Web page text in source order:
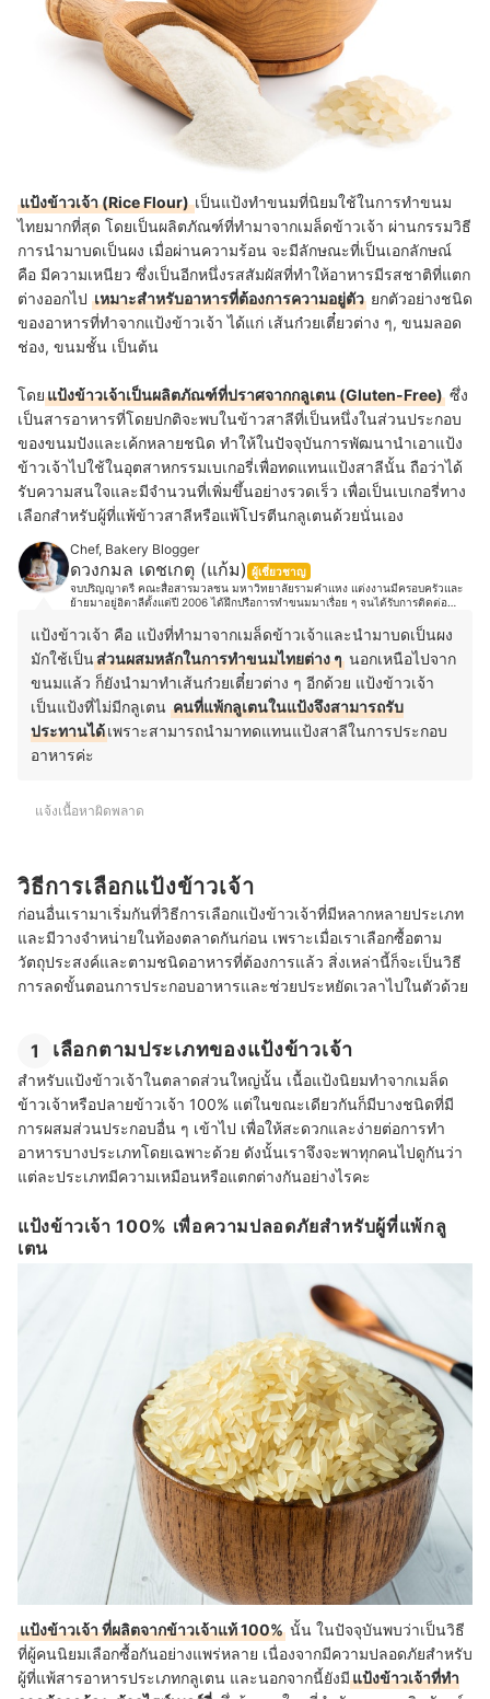
แป้งข้าวเจ้า (Rice Flour)เป็นแป้งทำขนมที่นิยมใช้ในการทำขนม
ไทยมากที่สุด โดยเป็นผลิตภัณฑ์ที่ทำมาจากเมล็ดข้าวเจ้า ผ่านกรรมวิธี
การนำมาบดเป็นผง เมื่อผ่านความร้อน จะมีลักษณะที่เป็นเอกลักษณ์
คือ มีความเหนียว ซึ่งเป็นอีกหนึ่งรสสัมผัสที่ทำให้อาหารมีรสชาติที่แตก
ต่างออกไป เหมาะสำหรับอาหารที่ต้องการความอยู่ตัว ยกตัวอย่างชนิด
ของอาหารที่ทำจากแป้งข้าวเจ้า ได้แก่ เส้นก๋วยเตี๋ยวต่าง ๆ, ขนมลอด
ช่อง, ขนมชั้น เป็นต้น
โดยแป้งข้าวเจ้าเป็นผลิตภัณฑ์ที่ปราศจากกลูเตน (Gluten-Free) ซึ่ง
เป็นสารอาหารที่โดยปกติจะพบในข้าวสาลีที่เป็นหนึ่งในส่วนประกอบ
ของขนมปังและเค้กหลายชนิด ทำให้ในปัจจุบันการพัฒนานำเอาแป้ง
ข้าวเจ้าไปใช้ในอุตสาหกรรมเบเกอรี่เพื่อทดแทนแป้งสาลีนั้น ถือว่าได้
รับความสนใจและมีจำนวนที่เพิ่มขึ้นอย่างรวดเร็ว เพื่อเป็นเบเกอรี่ทาง
เลือกสำหรับผู้ที่แพ้ข้าวสาลีหรือแพ้โปรตีนกลูเตนด้วยนั่นเอง
Chef, Bakery Blogger
ดวงกมล เดชเกตุ (แก้ม) ผู้เชี่ยวชาญ
จบปริญญาตรี คณะสื่อสารมวลชน มหาวิทยาลัยรามคำแหง แต่งงานมีครอบครัวและ
ย้ายมาอยู่อิตาลีตั้งแต่ปี 2006 ได้ฝึกปรือการทำขนมมาเรื่อย ๆ จนได้รับการติดต่อ
มาทำงานในร้านในตำแหน่ง Pastry Chef ของร้าน ตั้งแต่ปี 2018 เป็นเวลาสามปี และ
ปัจจุบันได้เข้ามาร่วมงานกับ Pasticceria Caffè Pirona (50 Top Italy Pasticcerie
2022) ส่วนตัวชอบขีดเขียนและถ่ายรูปขนมสวยๆ ตามสไตล์พร้อมเอกลักษณ์และ
Signature ที่ชัดเจน ชอบเดินทางท่องเที่ยวไปชิมขนมในที่ต่าง ๆ จนกระทั่งมาจับปลาย
ปากกาเขียนหนังสือเบเกอรี่ “Bake with heart” และได้ฝึกพัฒนาฝีมือจนกระทั่งได้เข้า
ทำงานสายขนมหวานอย่างจริงจังที่ร้านเก่าแก่ติดอันดับ Top 10 ของประเทศอิตาลีและ
Top 50 Best Coffee Of The World
แป้งข้าวเจ้า คือ แป้งที่ทำมาจากเมล็ดข้าวเจ้าและนำมาบดเป็นผง
มักใช้เป็นส่วนผสมหลักในการทำขนมไทยต่าง ๆ นอกเหนือไปจาก
ขนมแล้ว ก็ยังนำมาทำเส้นก๋วยเตี๋ยวต่าง ๆ อีกด้วย แป้งข้าวเจ้า
เป็นแป้งที่ไม่มีกลูเตน คนที่แพ้กลูเตนในแป้งจึงสามารถรับ
ประทานได้เพราะสามารถนำมาทดแทนแป้งสาลีในการประกอบ
อาหารค่ะ
แจ้งเนื้อหาผิดพลาด
วิธีการเลือกแป้งข้าวเจ้า
ก่อนอื่นเรามาเริ่มกันที่วิธีการเลือกแป้งข้าวเจ้าที่มีหลากหลายประเภท
และมีวางจำหน่ายในท้องตลาดกันก่อน เพราะเมื่อเราเลือกซื้อตาม
วัตถุประสงค์และตามชนิดอาหารที่ต้องการแล้ว สิ่งเหล่านี้ก็จะเป็นวิธี
การลดขั้นตอนการประกอบอาหารและช่วยประหยัดเวลาไปในตัวด้วย
1 เลือกตามประเภทของแป้งข้าวเจ้า
สำหรับแป้งข้าวเจ้าในตลาดส่วนใหญ่นั้น เนื้อแป้งนิยมทำจากเมล็ด
ข้าวเจ้าหรือปลายข้าวเจ้า 100% แต่ในขณะเดียวกันก็มีบางชนิดที่มี
การผสมส่วนประกอบอื่น ๆ เข้าไป เพื่อให้สะดวกและง่ายต่อการทำ
อาหารบางประเภทโดยเฉพาะด้วย ดังนั้นเราจึงจะพาทุกคนไปดูกันว่า
แต่ละประเภทมีความเหมือนหรือแตกต่างกันอย่างไรคะ
แป้งข้าวเจ้า 100% เพื่อความปลอดภัยสำหรับผู้ที่แพ้กลู
เตน
แป้งข้าวเจ้า ที่ผลิตจากข้าวเจ้าแท้ 100% นั้น ในปัจจุบันพบว่าเป็นวิธี
ที่ผู้คนนิยมเลือกซื้อกันอย่างแพร่หลาย เนื่องจากมีความปลอดภัยสำหรับ
ผู้ที่แพ้สารอาหารประเภทกลูเตน และนอกจากนี้ยังมีแป้งข้าวเจ้าที่ทำ